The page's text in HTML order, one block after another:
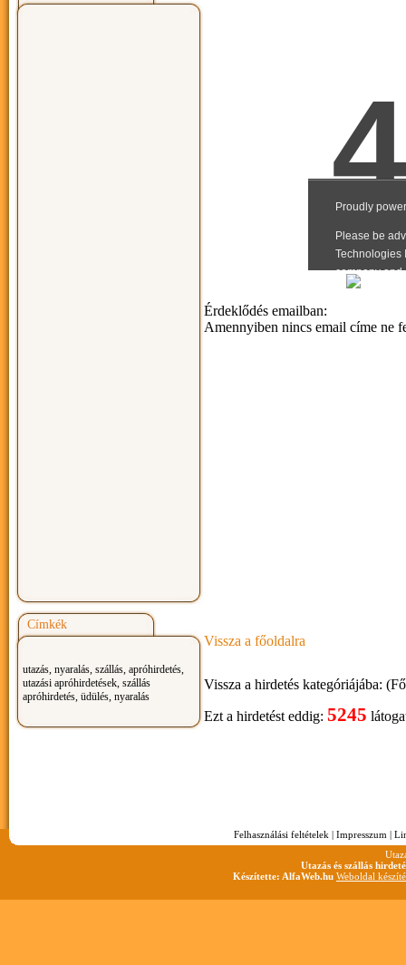
Címkék
utazás, nyaralás, szállás, apróhirdetés,
utazási apróhirdetések, szállás
apróhirdetés, üdülés, nyaralás
Érdeklődés emailban:
Amennyiben nincs email címe ne
Vissza a főoldalra
Vissza a hirdetés kategóriájába:
Ezt a hirdetést eddig: 5245
Felhasználási feltételek | Impresszum |
Utazás és szállás
Készítette: AlfaWeb.hu Weboldal